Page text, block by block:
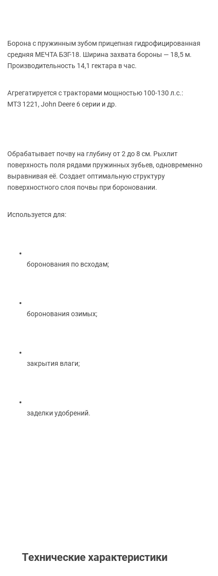
Борона с пружинным зубом прицепная гидрофицированная
средняя МЕЧТА БЗГ-18. Ширина захвата бороны — 18,5 м.
Производительность 14,1 гектара в час.
Агрегатируется с тракторами мощностью 100-130 л.с.:
МТЗ 1221, John Deere 6 серии и др.
Обрабатывает почву на глубину от 2 до 8 см. Рыхлит
поверхность поля рядами пружинных зубьев, одновременно
выравнивая её. Создает оптимальную структуру
поверхностного слоя почвы при бороновании.
Используется для:
боронования по всходам;
боронования озимых;
закрытия влаги;
заделки удобрений.
Технические характеристики